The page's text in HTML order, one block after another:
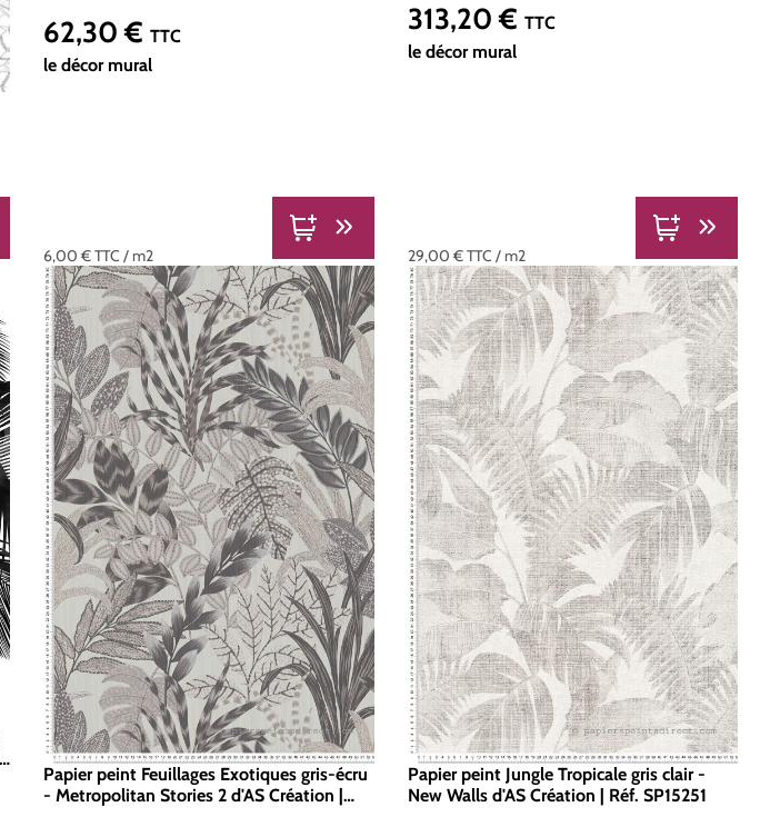
6,00 €TTC/ m2
Prix régulier :
62,30 €TTC
le décor mural
29,00 €TTC / m2
Prix régulier :
313,20 € TTC
le décor mural
Papier peint Feuillages Exotiques gris-écru
- Metropolitan Stories 2 d'AS Création |
Papier peint Jungle Tropicale gris clair -
New Walls d'AS Création | Réf. SP15251